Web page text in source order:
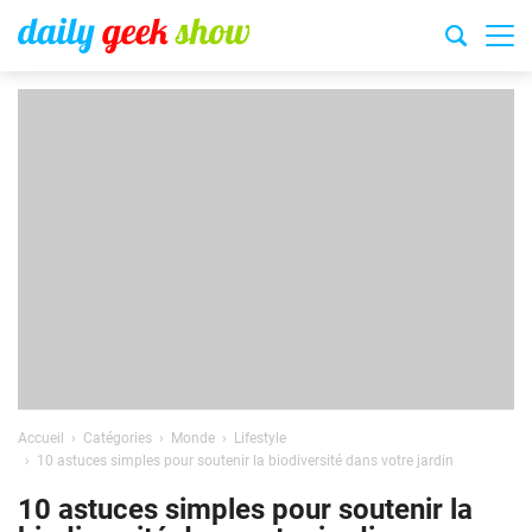
Accueil Catégories Monde
Lifestyle
10 astuces simples pour soutenir la biodiversité dans votre jardin
10 astuces simples pour soutenir la